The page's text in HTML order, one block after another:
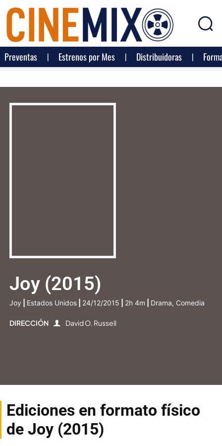
Preventas Estrenos por Mes Distribuidoras
Joy (2015)
Joy Estados Unidos 24/12/2015 2h 4m Drama, Comedia
DIRECCIÓN David O. Russell
Ediciones en formato físico
de Joy (2015)